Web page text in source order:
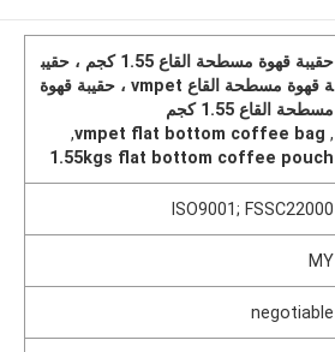
حقيبة قهوة مسطحة القاع 1.55 كجم ، حقيب
ة قهوة مسطحة القاع vmpet ، حقيبة قهوة
مسطحة القاع 1.55 كجم
,
vmpet flat bottom coffee bag
,
1.55kgs flat bottom coffee pouch
ISO9001; FSSC22000
MY
negotiable